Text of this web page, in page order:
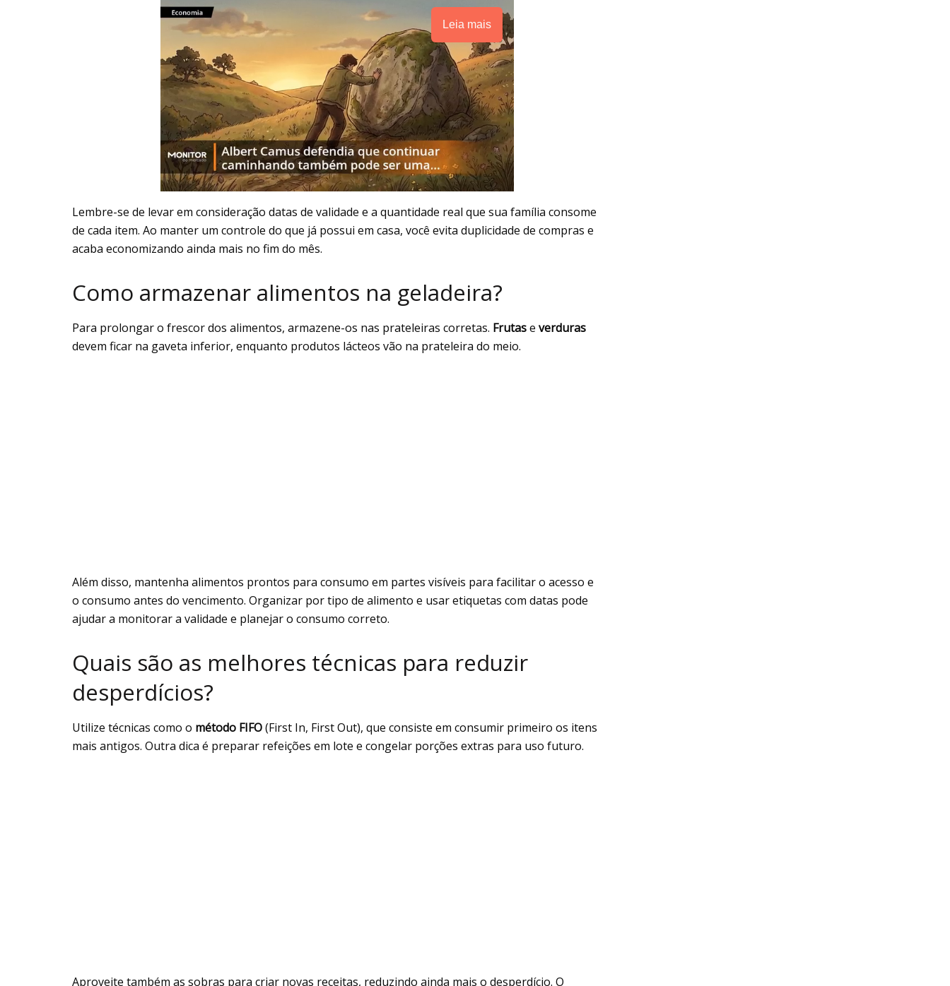
Leia mais
Lembre-se de levar em consideração datas de validade e a quantidade real que sua família consome
de cada item. Ao manter um controle do que já possui em casa, você evita duplicidade de compras e
acaba economizando ainda mais no fim do mês.
Como armazenar alimentos na geladeira?
Para prolongar o frescor dos alimentos, armazene-os nas prateleiras corretas. Frutase verduras
devem ficar na gaveta inferior, enquanto produtos lácteos vão na prateleira do meio.
Além disso, mantenha alimentos prontos para consumo em partes visíveis para facilitar o acesso e
o consumo antes do vencimento. Organizar por tipo de alimento e usar etiquetas com datas pode
ajudar a monitorar a validade e planejar o consumo correto.
Quais são as melhores técnicas para reduzir
desperdícios?
Utilize técnicas como o método FIFO(First In, First Out), que consiste em consumir primeiro os itens
mais antigos. Outra dica é preparar refeições em lote e congelar porções extras para uso futuro.
Aproveite também as sobras para criar novas receitas, reduzindo ainda mais o desperdício. O